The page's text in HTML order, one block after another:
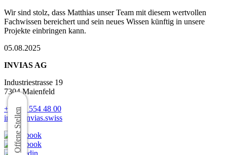
Wir sind stolz, dass Matthias unser Team mit diesem wertvollen
Fachwissen bereichert und sein neues Wissen künftig in unsere
Projekte einbringen kann.
05.08.2025
INVIAS AG
Offene Stellen
Industriestrasse 19
7304 Maienfeld
+41 81 554 48 00
info@invias.swiss